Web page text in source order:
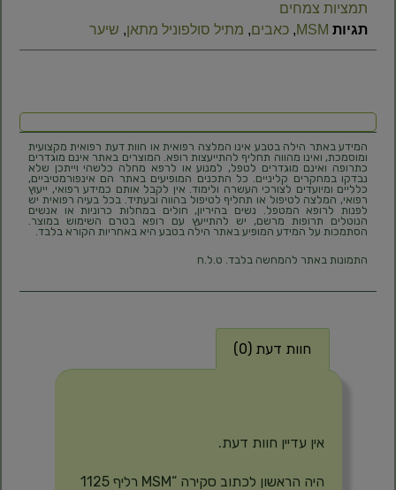
תמציות צמחים
תגיות MSM
, כאבים, מתיל סולפוניל מתאן, שיער
המידע באתר הילה בטבע אינו המלצה רפואית או חוות דעת רפואית מקצועית
ומוסמכת, ואינו מהווה תחליף להתייעצות רופא. המוצרים באתר אינם מוגדרים
כתרופה ואינם מוגדרים לטפל, למנוע או לרפא מחלה כלשהי וייתכן שלא
נבדקו במחקרים קליניים. כל התכנים המופיעים באתר הם אינפורמטיביים,
כלליים ומיועדים לצורכי העשרה ולימוד. אין לקבל אותם כמידע רפואי, ייעוץ
רפואי, המלצה לטיפול או תחליף לטיפול בהווה ובעתיד. בכל בעיה רפואית יש
לפנות לרופא המטפל. נשים בהיריון, חולים במחלות כרוניות או אנשים
הנוטלים תרופות מרשם, יש להתייעץ עם רופא בטרם השימוש במוצר.
הסתמכות על המידע המופיע באתר הילה בטבע היא באחריות הקורא בלבד.
התמונות באתר להמחשה בלבד. ט.ל.ח
חוות דעת (0)
אין עדיין חוות דעת.
היה הראשון לכתוב סקירה “MSM רליף 1125